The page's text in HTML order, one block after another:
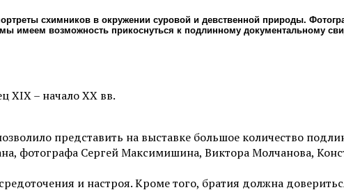
схимников в окружении суровой и девственной природы.
имеем возможность прикоснуться к подлинному документальному
XIX – начало XX вв.
представить на выставке большое количество
фотографа Сергей Максимишина, Виктора Молчанова,
и настроя. Кроме того, братия должна